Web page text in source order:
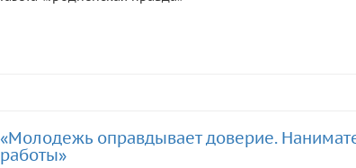
«Молодежь оправдывает доверие.
работы»